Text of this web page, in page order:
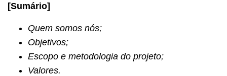
[Sumário]
Quem somos nós;
Objetivos;
Escopo e metodologia do projeto;
Valores.